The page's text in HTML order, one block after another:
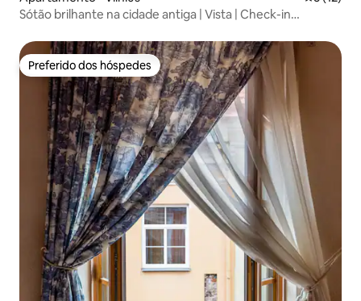
Sótão brilhante na cidade antiga | Vista | Check-in
Preferido dos hóspedes
Preferido dos hóspedes